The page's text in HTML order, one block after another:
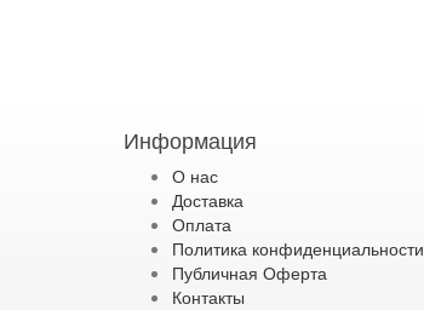
Информация
О нас
Доставка
Оплата
Политика конфиденциальности
Публичная Оферта
Контакты